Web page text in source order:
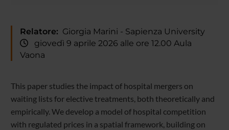
Relatore: Giorgia Marini - Sapienza University
giovedì 9 aprile 2026 alle ore 12.00 Aula
Vaona
This paper studies the impact of hospital mergers on
waiting lists for elective treatments, both theoretically and
empirically. We develop a model of hospital competition
with regulated prices in a spatial framework, building on